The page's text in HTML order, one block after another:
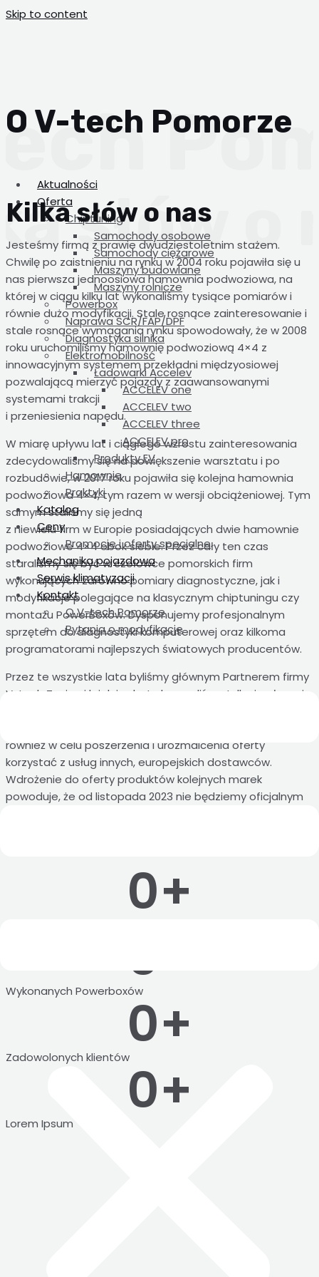
Skip to content
Aktualności
Oferta
Chiptuning
Samochody osobowe
Samochody ciężarowe
Maszyny budowlane
Maszyny rolnicze
Powerbox
Naprawa SCR/FAP/DPF
Diagnostyka silnika
Elektromobilność
Ładowarki Accelev
ACCELEV one
ACCELEV two
ACCELEV three
ACCELEV pro
Produkty EV
Hamownie
Praktyki
Katalog
Ceny
Promocje i oferty specjalne
Mechanika pojazdowa
Serwis klimatyzacji
Kontakt
O V-tech Pomorze
Pytania o modyfikacje
O V-tech Pomorze
Kilka słów o nas
Jesteśmy firmą z prawie dwudziestoletnim stażem.
Chwilę po zaistnieniu na rynku w 2004 roku pojawiła się u
nas pierwsza jednoosiowa hamownia podwoziowa, na
której w ciągu kilku lat wykonaliśmy tysiące pomiarów i
równie dużo modyfikacji. Stale rosnące zainteresowanie i
stale rosnące wymagania rynku spowodowały, że w 2008
roku uruchomiliśmy hamownię podwoziową 4×4 z
innowacyjnym systemem przekładni międzyosiowej
pozwalającą mierzyć pojazdy z zaawansowanymi
systemami trakcji
i przeniesienia napędu.
W miarę upływu lat i ciągłego wzrostu zainteresowania
zdecydowaliśmy się na powiększenie warsztatu i po
rozbudowie, w 2017 roku pojawiła się kolejna hamownia
podwoziowa 4×4, tym razem w wersji obciążeniowej. Tym
samym staliśmy się jedną
z niewielu firm w Europie posiadających dwie hamownie
podwoziowe 4×4 obok siebie. Przez cały ten czas
staraliśmy się być w czołówce pomorskich firm
wykonujących zarówno pomiary diagnostyczne, jak i
modyfikacje polegające na klasycznym chiptuningu czy
montażu PowerBoxów. Dysponujemy profesjonalnym
sprzętem do diagnostyki komputerowej oraz kilkoma
programatorami najlepszych światowych producentów.
Przez te wszystkie lata byliśmy głównym Partnerem firmy
V-tech Tuning i lojalnie dystrybuowaliśmy tylko i wyłącznie
również w celu poszerzenia i urozmaicenia oferty
korzystać z usług innych, europejskich dostawców.
Wdrożenie do oferty produktów kolejnych marek
powoduje, że od listopada 2023 nie będziemy oficjalnym
0+
0
Wykonanych Powerboxów0+
Zadowolonych klientów0+
Lorem Ipsum